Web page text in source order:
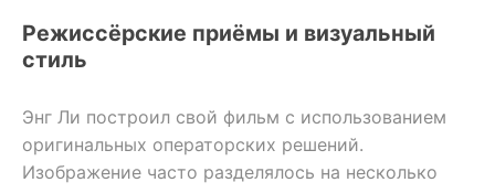
Режиссёрские приёмы и визуальный
стиль
Энг Ли построил свой фильм с использованием
оригинальных операторских решений.
Изображение часто разделялось на несколько